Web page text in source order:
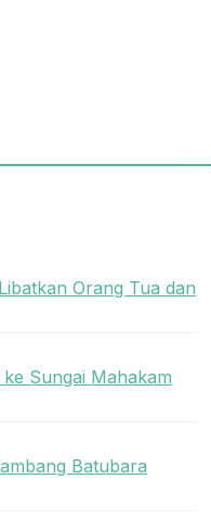
Orang Tua dan
Sungai Mahakam
Batubara